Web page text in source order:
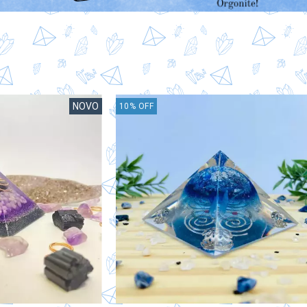
NOVO 10 % OFF